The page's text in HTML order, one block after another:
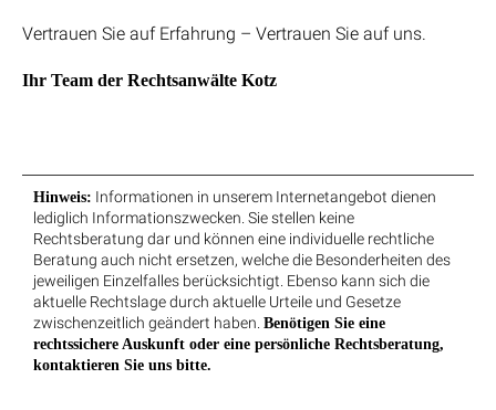
Vertrauen Sie auf Erfahrung – Vertrauen Sie auf uns.
Ihr Team der Rechtsanwälte Kotz
Hinweis: Informationen in unserem Internetangebot dienen
lediglich Informationszwecken. Sie stellen keine
Rechtsberatung dar und können eine individuelle rechtliche
Beratung auch nicht ersetzen, welche die Besonderheiten des
jeweiligen Einzelfalles berücksichtigt. Ebenso kann sich die
aktuelle Rechtslage durch aktuelle Urteile und Gesetze
zwischenzeitlich geändert haben. Benötigen Sie eine
rechtssichere Auskunft oder eine persönliche Rechtsberatung,
kontaktieren Sie uns bitte.